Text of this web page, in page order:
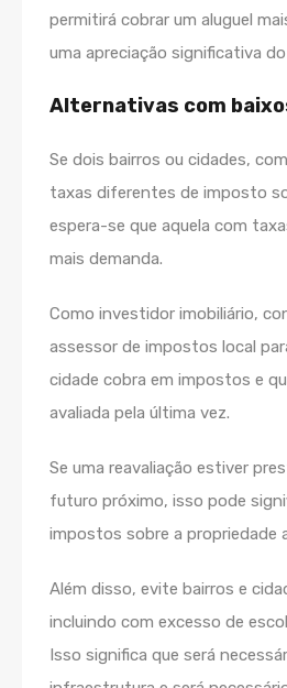
permitirá cobrar um aluguel
uma apreciação significativa
Alternativas com
Se dois bairros ou cidades,
taxas diferentes de imposto
espera-se que aquela com
mais demanda.
Como investidor imobiliário,
assessor de impostos local
cidade cobra em impostos e
avaliada pela última vez.
Se uma reavaliação estiver
futuro próximo, isso pode
impostos sobre a propriedade
Além disso, evite bairros e
incluindo com excesso de
Isso significa que será